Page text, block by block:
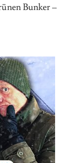
Bunker –